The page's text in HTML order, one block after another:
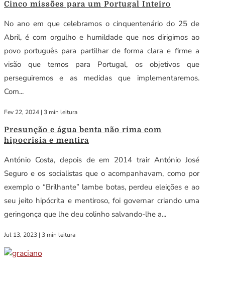
Cinco missões para um Portugal Inteiro
No ano em que celebramos o cinquentenário do 25 de
Abril, é com orgulho e humildade que nos dirigimos ao
povo português para partilhar de forma clara e firme a
visão que temos para Portugal, os objetivos que
perseguiremos e as medidas que implementaremos.
Com...
Fev 22, 2024 | 3 min leitura
Presunção e água benta não rima com
hipocrisia e mentira
António Costa, depois de em 2014 trair António José
Seguro e os socialistas que o acompanhavam, como por
exemplo o “Brilhante” lambe botas, perdeu eleições e ao
seu jeito hipócrita e mentiroso, foi governar criando uma
geringonça que lhe deu colinho salvando-lhe a...
Jul 13, 2023 | 3 min leitura